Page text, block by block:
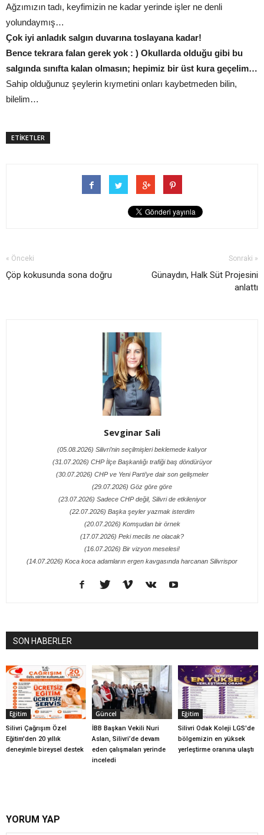
Ağzımızın tadı, keyfimizin ne kadar yerinde işler ne denli
yolundaymış…
Çok iyi anladık salgın duvarına toslayana kadar!
Bence tekrara falan gerek yok : ) Okullarda olduğu gibi bu
salgında sınıfta kalan olmasın; hepimiz bir üst kura geçelim…
Sahip olduğunuz şeylerin kıymetini onları kaybetmeden bilin,
bilelim…
ETİKETLER
« Önceki
Çöp kokusunda sona doğru
Sonraki »
Günaydın, Halk Süt Projesini
anlattı
Sevginar Sali
(05.08.2026) Silivri’nin seçilmişleri beklemede kalıyor
(31.07.2026) CHP İlçe Başkanlığı trafiği baş döndürüyor
(30.07.2026) CHP ve Yeni Parti’ye dair son gelişmeler
(29.07.2026) Göz göre göre
(23.07.2026) Sadece CHP değil, Silivri de etkileniyor
(22.07.2026) Başka şeyler yazmak isterdim
(20.07.2026) Komşudan bir örnek
(17.07.2026) Peki meclis ne olacak?
(16.07.2026) Bir vizyon meselesi!
(14.07.2026) Koca koca adamların ergen kavgasında harcanan Silivrispor
SON HABERLER
Eğitim
Silivri Çağrışım Özel
Eğitim'den 20 yıllık
deneyimle bireysel destek
Güncel
İBB Başkan Vekili Nuri
Aslan, Silivri’de devam
eden çalışmaları yerinde
inceledi
Eğitim
Silivri Odak Koleji LGS'de
bölgemizin en yüksek
yerleştirme oranına ulaştı
YORUM YAP